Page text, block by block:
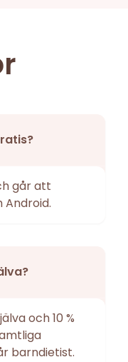
går att
Android.
och 10 %
barndietist.